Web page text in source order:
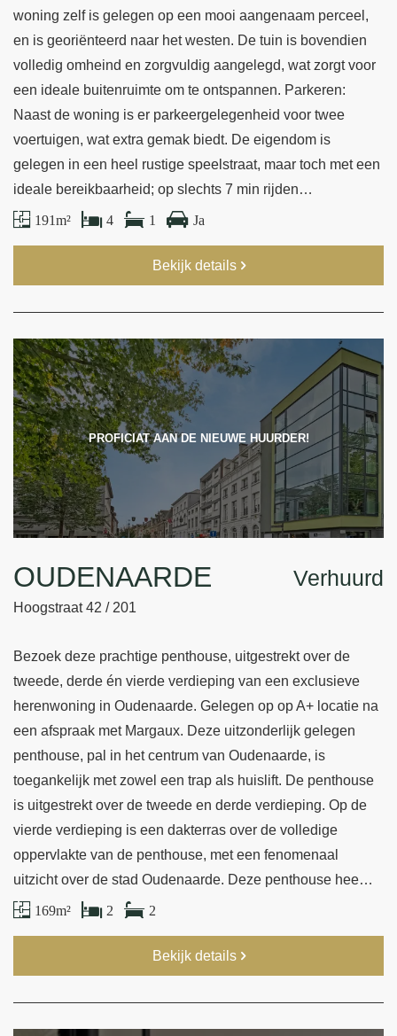
woning zelf is gelegen op een mooi aangenaam perceel,
en is georiënteerd naar het westen. De tuin is bovendien
volledig omheind en zorgvuldig aangelegd, wat zorgt voor
een ideale buitenruimte om te ontspannen. Parkeren:
Naast de woning is er parkeergelegenheid voor twee
voertuigen, wat extra gemak biedt. De eigendom is
gelegen in een heel rustige speelstraat, maar toch met een
ideale bereikbaarheid; op slechts 7 min rijden…
191 m² 4 1 Ja
Bekijk details
PROFICIAT AAN DE NIEUWE HUURDER!
OUDENAARDE
Hoogstraat 42 / 201
Verhuurd
Bezoek deze prachtige penthouse, uitgestrekt over de
tweede, derde én vierde verdieping van een exclusieve
herenwoning in Oudenaarde. Gelegen op op A+ locatie na
een afspraak met Margaux. Deze uitzonderlijk gelegen
penthouse, pal in het centrum van Oudenaarde, is
toegankelijk met zowel een trap als huislift. De penthouse
is uitgestrekt over de tweede en derde verdieping. Op de
vierde verdieping is een dakterras over de volledige
oppervlakte van de penthouse, met een fenomenaal
uitzicht over de stad Oudenaarde. Deze penthouse hee…
169 m² 2 2
Bekijk details